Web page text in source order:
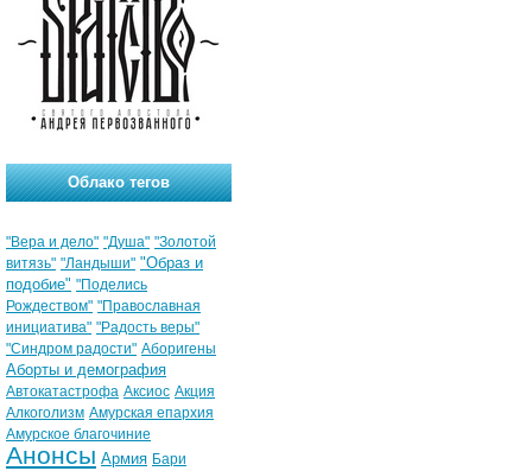
Облако тегов
"Вера и дело" "Душа" "Золотой
витязь" "Ландыши" "Образ и
подобие" "Поделись
Рождеством" "Православная
инициатива" "Радость веры"
"Синдром радости" Аборигены
Аборты и демография
Автокатастрофа Аксиос Акция
Алкоголизм Амурская епархия
Амурское благочиние
Анонсы Армия Бари